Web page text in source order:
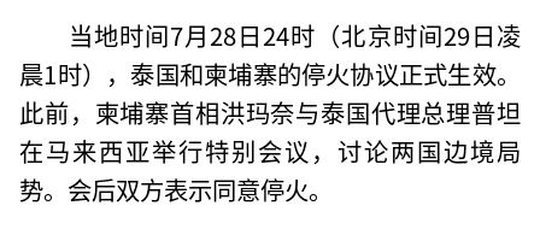
当地时间7月28日24时（北京时间29日凌
晨1时），泰国和柬埔寨的停火协议正式生效。
此前，柬埔寨首相洪玛奈与泰国代理总理普坦
在马来西亚举行特别会议，讨论两国边境局
势。会后双方表示同意停火。